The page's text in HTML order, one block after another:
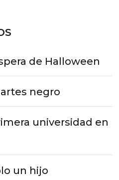
de Halloween
negro
universidad en
un hijo